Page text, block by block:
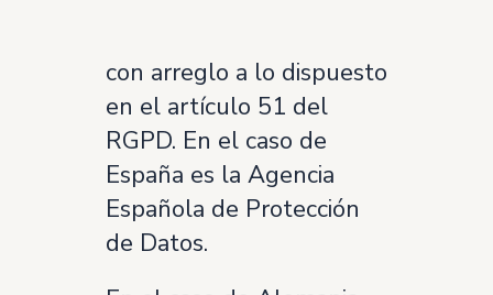
con arreglo a lo dispuesto
en el artículo 51 del
RGPD. En el caso de
España es la Agencia
Española de Protección
de Datos.